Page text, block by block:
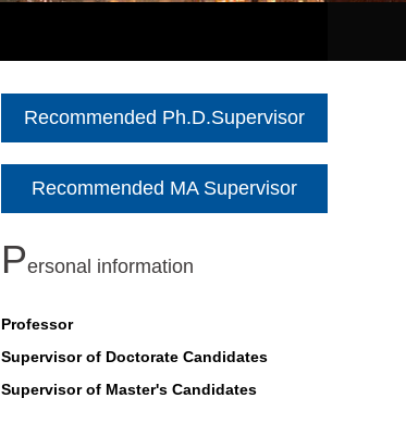
Recommended Ph.D.Supervisor
Recommended MA Supervisor
Personal information
Professor
Supervisor of Doctorate Candidates
Supervisor of Master's Candidates